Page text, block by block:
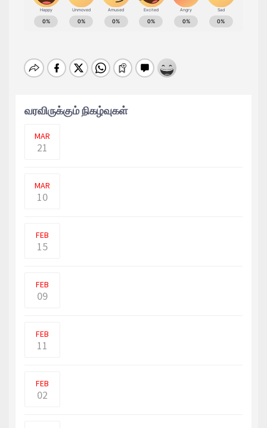
வரவிருக்கும் நிகழ்வுகள்
MAR
21
மும்பையைச் சேர்ந்த மாற்றுத்திறனாளியான
MAR
10
FEB
15
FEB
09
FEB
11
FEB
02